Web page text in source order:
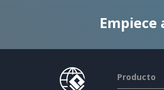
Producto